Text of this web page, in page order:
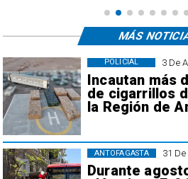
3 De
Incautan más
de cigarrillos
la Región de
POLICIAL
31
Durante
ANTOFAGASTA
MÁS